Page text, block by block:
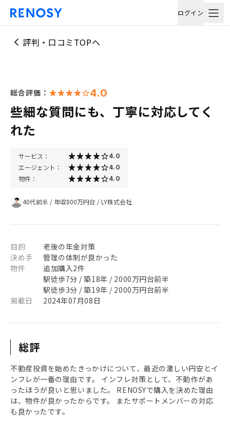
ログイン
評判・口コミTOPへ
総合評価： 4.0
些細な質問にも、丁寧に対応してく
れた
サービス： 4.0
エージェント： 4.0
物件： 4.0
40代前半 / 年収800万円台 /LY株式会社
目的
老後の年金対策
決め手
管理の体制が良かった
物件
追加購入2件
駅徒歩7分 / 築18年 / 2000万円台前半
駅徒歩3分 / 築19年 / 2000万円台前半
掲載日
2024年07月08日
総評
不動産投資を始めたきっかけについて、最近の激しい円安とイ
ンフレが一番の理由です。 インフレ対策として、不動作があ
ったほうが良いと思いました。 RENOSYで購入を決めた理由
は、物件が良かったからです。 またサポートメンバーの対応
も良かったです。